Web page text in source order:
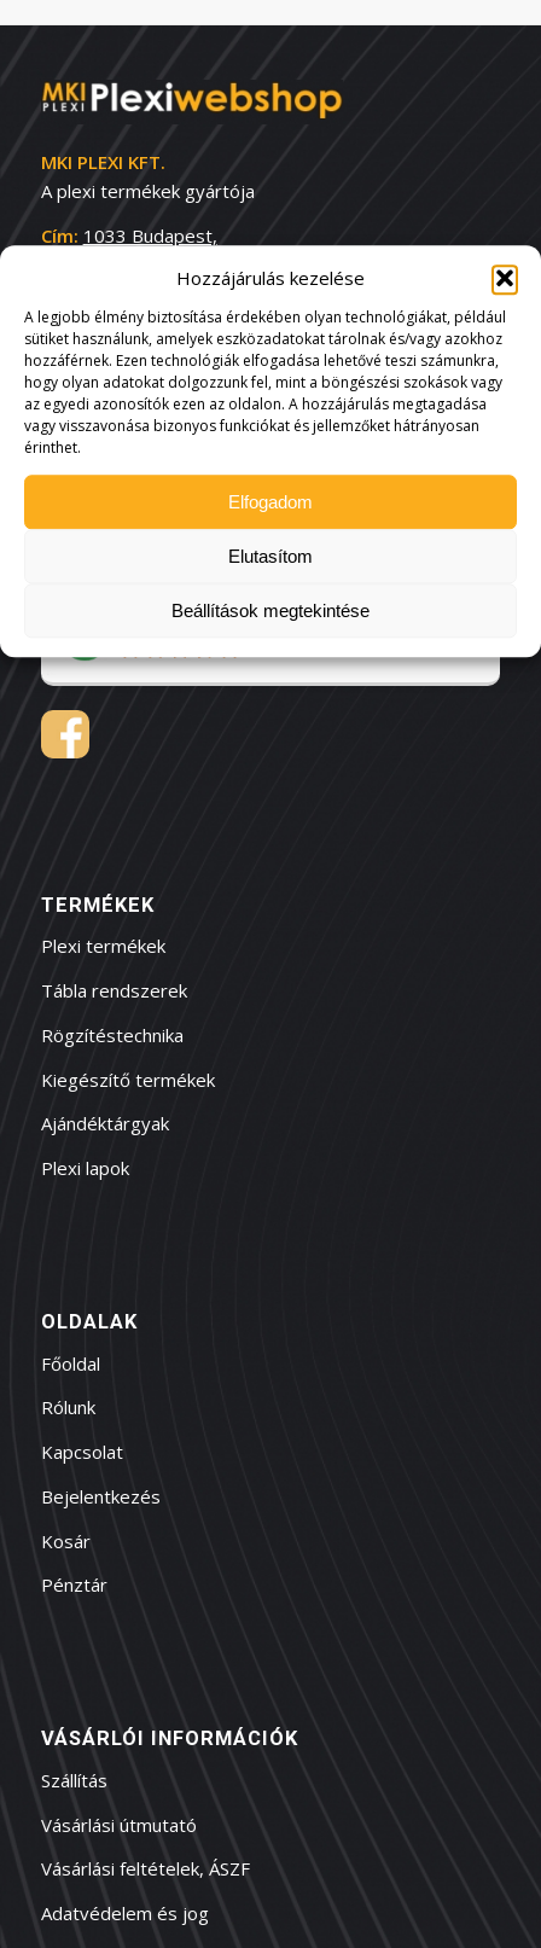
Hozzájárulás kezelése
A legjobb élmény biztosítása érdekében olyan technológiákat, például
sütiket használunk, amelyek eszközadatokat tárolnak és/vagy azokhoz
hozzáférnek. Ezen technológiák elfogadása lehetővé teszi számunkra,
hogy olyan adatokat dolgozzunk fel, mint a böngészési szokások vagy
az egyedi azonosítók ezen az oldalon. A hozzájárulás megtagadása
vagy visszavonása bizonyos funkciókat és jellemzőket hátrányosan
érinthet.
Elfogadom
Elutasítom
Beállítások megtekintése
MKI PLEXI KFT.
A plexi termékek gyártója
Cím: 1033 Budapest,
+36 1 340-3704
Email: info@mkiplexi.hu
TERMÉKEK
Plexi termékek
Tábla rendszerek
Rögzítéstechnika
Kiegészítő termékek
Ajándéktárgyak
Plexi lapok
OLDALAK
Főoldal
Rólunk
Kapcsolat
Bejelentkezés
Kosár
Pénztár
VÁSÁRLÓI INFORMÁCIÓK
Szállítás
Vásárlási útmutató
Vásárlási feltételek, ÁSZF
Adatvédelem és jog